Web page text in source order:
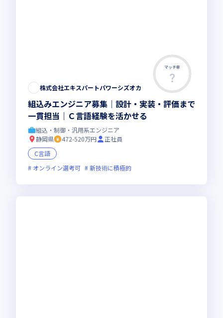
マッチ率
株式会社エキスパートパワーシズオカ
組込みエンジニア募集｜設計・実装・評価まで
一貫担当｜Ｃ言語経験を活かせる
組込・制御・汎用系エンジニア
静岡県
472-520万円
正社員
C言語
オンライン選考可
新技術に積極的